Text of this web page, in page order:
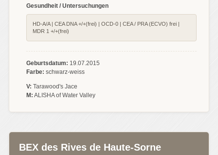
Gesundheit / Untersuchungen
HD-A/A | CEA DNA +/+(frei) | OCD-0 | CEA / PRA (ECVO) frei |
MDR 1 +/+(frei)
Geburtsdatum: 19.07.2015
Farbe: schwarz-weiss
V: Tarawood's Jace
M: ALISHA of Water Valley
BEX des Rives de Haute-Sorne